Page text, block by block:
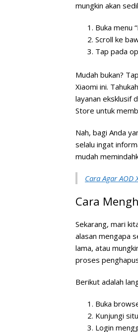
mungkin akan
Buka menu
Scroll ke
Tap pada
Mudah bukan?
Xiaomi ini.
layanan eksklusif
Store untuk
Nah, bagi Anda
selalu ingat
mudah
Cara Agar AOD
Cara
Sekarang, mari
alasan mengapa
lama, atau
proses
Berikut adalah
Buka
Kunjungi
Login